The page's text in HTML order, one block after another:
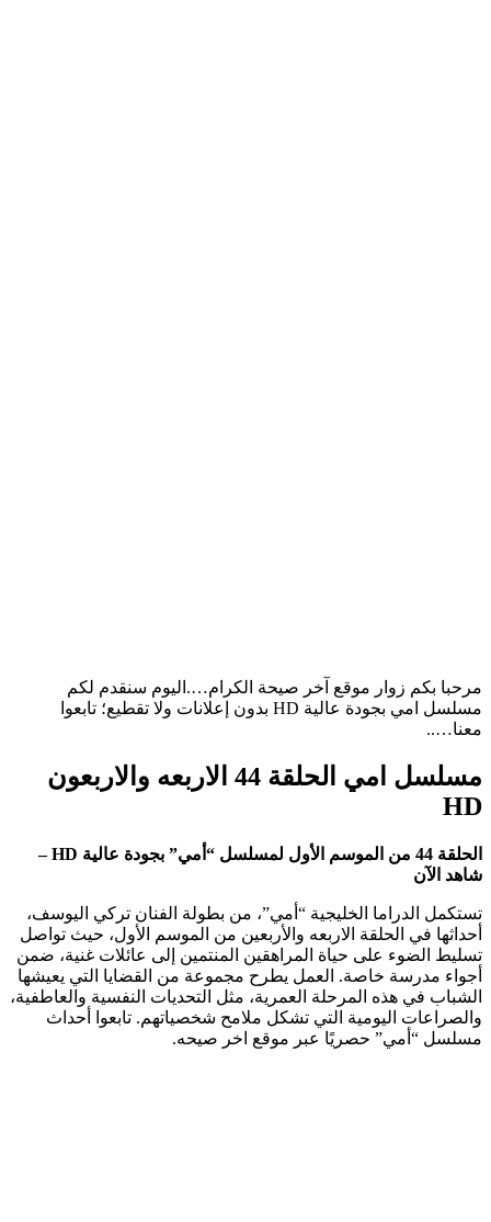
مرحبا بكم زوار موقع آخر صيحة الكرام….اليوم سنقدم لكم
مسلسل امي بجودة عالية HD بدون إعلانات ولا تقطيع؛ تابعوا
معنا…..
مسلسل امي الحلقة 44 الاربعه والاربعون
HD
الحلقة 44 من الموسم الأول لمسلسل “أمي” بجودة عالية HD –
شاهد الآن
تستكمل الدراما الخليجية “أمي”، من بطولة الفنان تركي اليوسف،
أحداثها في الحلقة الاربعه والأربعين من الموسم الأول، حيث تواصل
تسليط الضوء على حياة المراهقين المنتمين إلى عائلات غنية، ضمن
أجواء مدرسة خاصة. العمل يطرح مجموعة من القضايا التي يعيشها
الشباب في هذه المرحلة العمرية، مثل التحديات النفسية والعاطفية،
والصراعات اليومية التي تشكل ملامح شخصياتهم. تابعوا أحداث
مسلسل “أمي” حصريًا عبر موقع اخر صيحه.